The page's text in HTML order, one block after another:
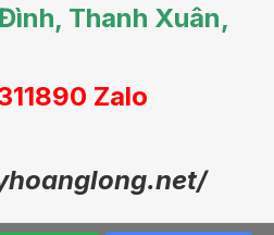
Thanh Xuân,
Zalo